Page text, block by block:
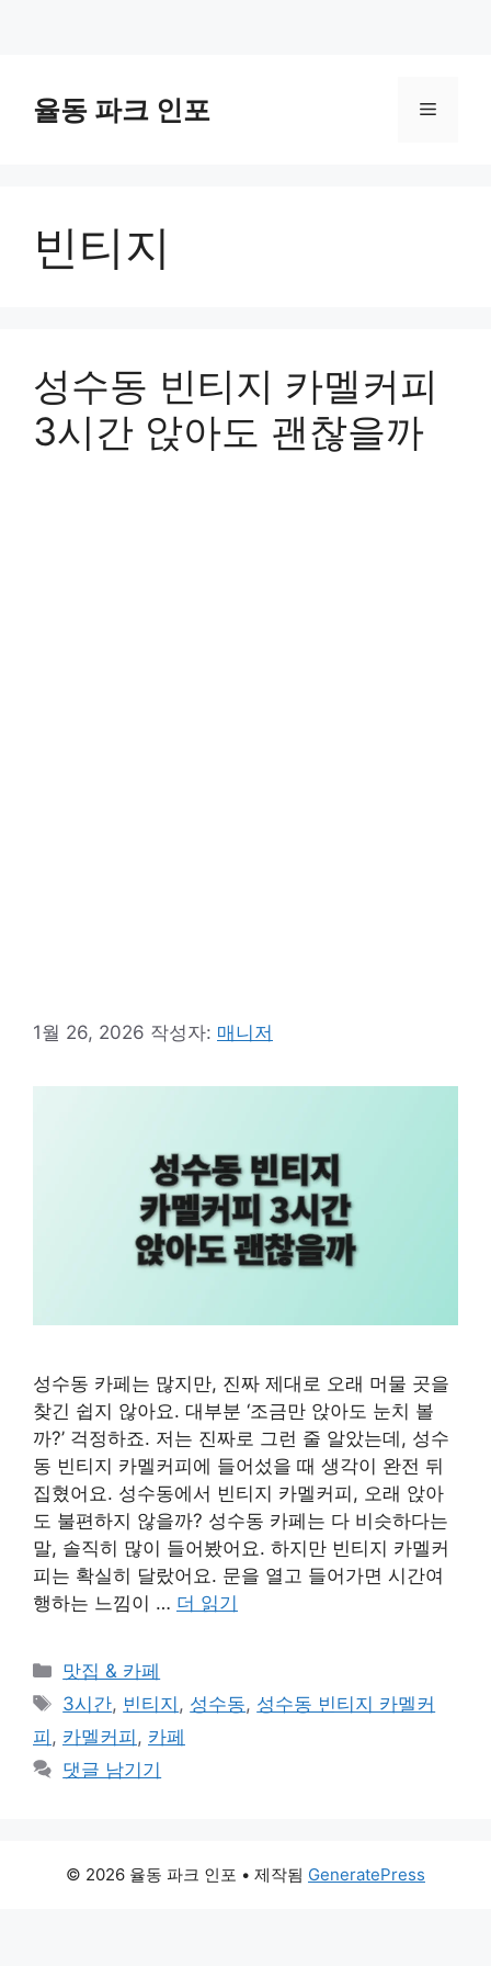
율동 파크 인포 메
빈티지
성수동 빈티지 카멜커피
3시간 앉아도 괜찮을까
1월 26, 2026 작성자: 매니저
성수동 카페는 많지만, 진짜 제대로 오래 머물 곳을
찾긴 쉽지 않아요. 대부분 ‘조금만 앉아도 눈치 볼
까?’ 걱정하죠. 저는 진짜로 그런 줄 알았는데, 성수
동 빈티지 카멜커피에 들어섰을 때 생각이 완전 뒤
집혔어요. 성수동에서 빈티지 카멜커피, 오래 앉아
도 불편하지 않을까? 성수동 카페는 다 비슷하다는
말, 솔직히 많이 들어봤어요. 하지만 빈티지 카멜커
피는 확실히 달랐어요. 문을 열고 들어가면 시간여
행하는 느낌이 … 더 읽기
카
테
리
맛집 & 카페
태
그
3시간, 빈티지 , 성수동, 성수동 빈티지 카멜커
피 , 카멜커피 , 카페
댓글 남기기
© 2026 율동 파크 인포 • 제작됨 GeneratePress